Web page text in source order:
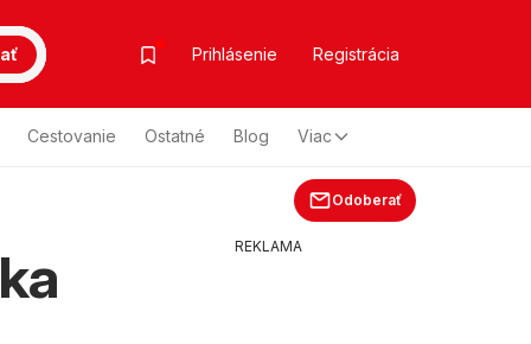
Prihlásenie Registrácia
Cestovanie Ostatné Blog Viac
Odoberať
REKLAMA